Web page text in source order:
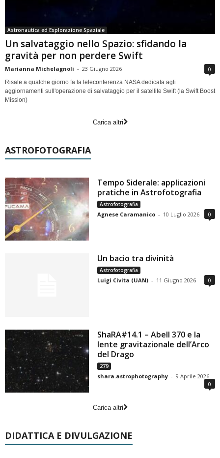
Astronautica ed Esplorazione Spaziale
Un salvataggio nello Spazio: sfidando la
gravità per non perdere Swift
Marianna Michelagnoli - 23 Giugno 2026 0
Risale a qualche giorno fa la teleconferenza NASA dedicata agli
aggiornamenti sull'operazione di salvataggio per il satellite Swift (la Swift Boost
Mission)
Carica altri
ASTROFOTOGRAFIA
Tempo Siderale: applicazioni
pratiche in Astrofotografia
Astrofotografia
Agnese Caramanico - 10 Luglio 2026 0
Un bacio tra divinità
Astrofotografia
Luigi Civita (UAN) - 11 Giugno 2026 0
ShaRA#14.1 – Abell 370 e la
lente gravitazionale dell’Arco
del Drago
279
shara.astrophotography - 9 Aprile 2026
0
Carica altri
DIDATTICA E DIVULGAZIONE